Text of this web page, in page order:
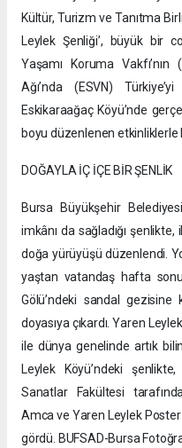
Kültür, Turizm ve Tanıtma
Leylek Şenliği’, büyük bir
Yaşamı Koruma
Ağı’nda (ESVN)
Eskikaraağaç Köyü’nde
boyu düzenlenen etkinliklerle
DOĞAYLA İÇ İÇE BİR ŞENLİK
Bursa Büyükşehir
imkânı da sağladığı
doğa yürüyüşü düzenlendi.
yaştan vatandaş hafta
Gölü’ndeki sandal gezisine
doyasıya çıkardı. Yaren
ile dünya genelinde artık
Leylek Köyü’ndeki
Sanatlar Fakültesi
Amca ve Yaren Leylek
gördü. BUFSAD-Bursa